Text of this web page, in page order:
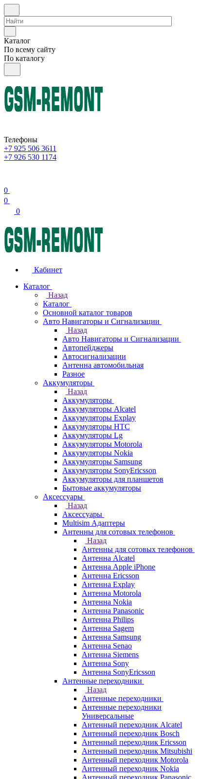
Каталог
По всему сайту
По каталогу
Телефоны
+7 925 506 3611
+7 926 530 1174
0
0
0
Кабинет
Каталог
Назад
Каталог
Основной каталог товаров
Авто Навигаторы и Сигнализации
Назад
Авто Навигаторы и Сигнализации
Автопейджеры
Автосигнализации
Антенна автомобильная
Разное
Аккумуляторы
Назад
Аккумуляторы
Аккумуляторы Alcatel
Аккумуляторы Explay
Аккумуляторы HTC
Аккумуляторы Lg
Аккумуляторы Motorola
Аккумуляторы Nokia
Аккумуляторы Samsung
Аккумуляторы SonyEricsson
Аккумуляторы для планшетов
Бытовые аккумуляторы
Аксессуары
Назад
Аксессуары
Multisim Адаптеры
Антенны для сотовых телефонов
Назад
Антенны для сотовых телефонов
Антенна Alcatel
Антенна Apple iPhone
Антенна Ericsson
Антенна Explay
Антенна Motorola
Антенна Nokia
Антенна Panasonic
Антенна Philips
Антенна Sagem
Антенна Samsung
Антенна Senao
Антенна Siemens
Антенна Sony
Антенна SonyEricsson
Антенные переходники
Назад
Антенные переходники
Антенные переходники
Универсальные
Антенный переходник Alcatel
Антенный переходник Bosch
Антенный переходник Ericsson
Антенный переходник Mitsubishi
Антенный переходник Motorola
Антенный переходник Nokia
Антенный переходник Panasonic